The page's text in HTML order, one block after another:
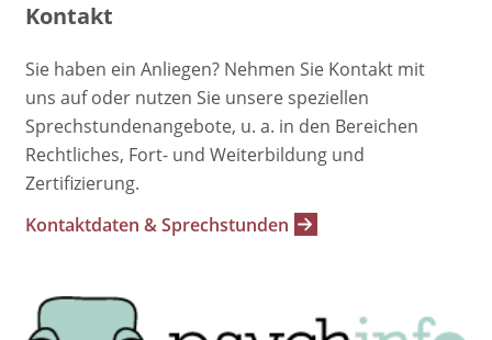
Kontakt
Sie haben ein Anliegen? Nehmen Sie Kontakt mit
uns auf oder nutzen Sie unsere speziellen
Sprechstundenangebote, u. a. in den Bereichen
Rechtliches, Fort- und Weiterbildung und
Zertifizierung.
Kontaktdaten & Sprechstunden